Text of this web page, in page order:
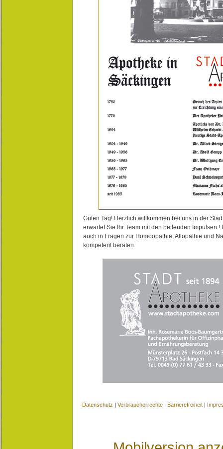
Guten Tag! Herzlich willkommen bei uns in der
erwartet Sie Ihr Team mit den heilenden Impulsen !
auch in Fragen zur Homöopathie, Allopathie und
kompetent beraten.
Datenschutz | Verbraucherrechte | Barrierefreiheit |